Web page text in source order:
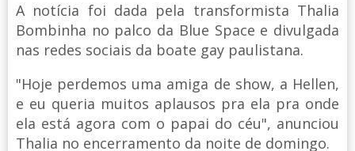
A notícia foi dada pela transformista Thalia
Bombinha no palco da Blue Space e divulgada
nas redes sociais da boate gay paulistana.
"Hoje perdemos uma amiga de show, a Hellen,
e eu queria muitos aplausos pra ela pra onde
ela está agora com o papai do céu", anunciou
Thalia no encerramento da noite de domingo.